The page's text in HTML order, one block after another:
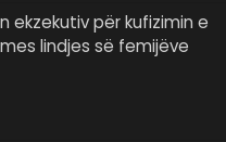
ekzekutiv për kufizimin e
lindjes së femijëve